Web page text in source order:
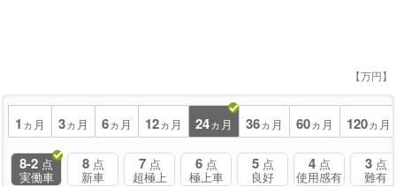
【万円】
1 ヵ月 3ヵ月 6ヵ月 12ヵ月 24ヵ月 36ヵ月 60ヵ月 120ヵ月
8-2 点
実働車
8 点
新車
7 点
超極上
6 点
極上車
5 点
良好
4 点
使用感有
3 点
難有